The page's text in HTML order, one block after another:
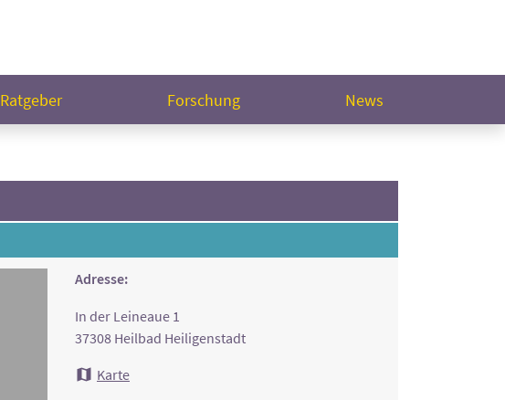
Ratgeber Forschung News
Adresse:
In der Leineaue 1
37308 Heilbad Heiligenstadt
Karte